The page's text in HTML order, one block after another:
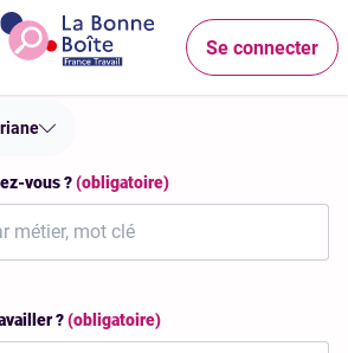
Se connecter
vous ?(obligatoire)
?(obligatoire)